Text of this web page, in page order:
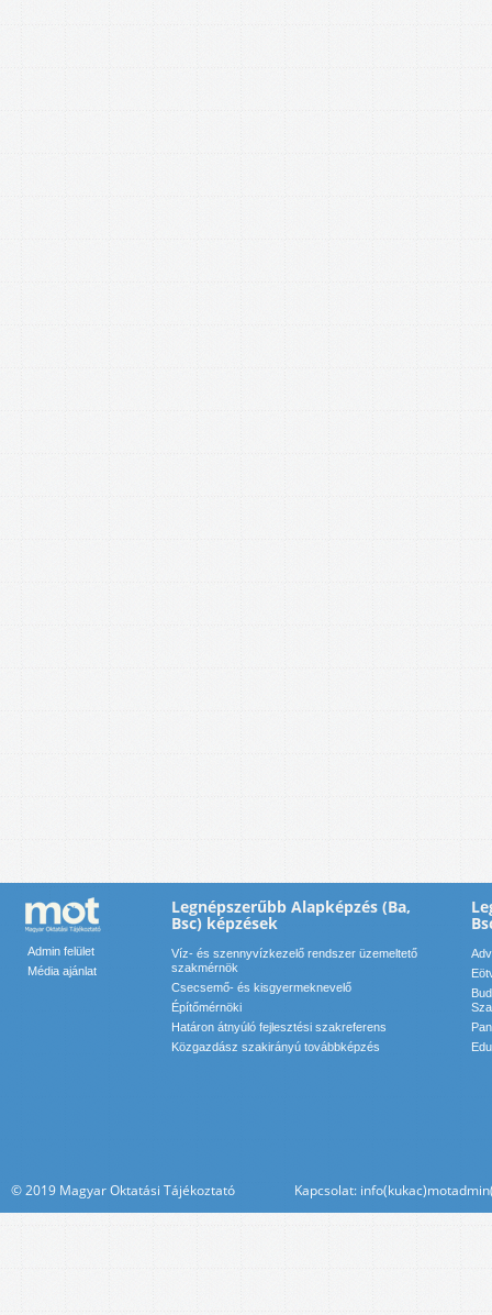
Admin felület
Média ajánlat
Legnépszerűbb Alapképzés (Ba,
Bsc) képzések
Víz- és szennyvízkezelő rendszer üzemeltető
szakmérnök
Csecsemő- és kisgyermeknevelő
Építőmérnöki
Határon átnyúló fejlesztési szakreferens
Közgazdász szakirányú továbbképzés
© 2019 Magyar Oktatási Tájékoztató Kapcsolat: